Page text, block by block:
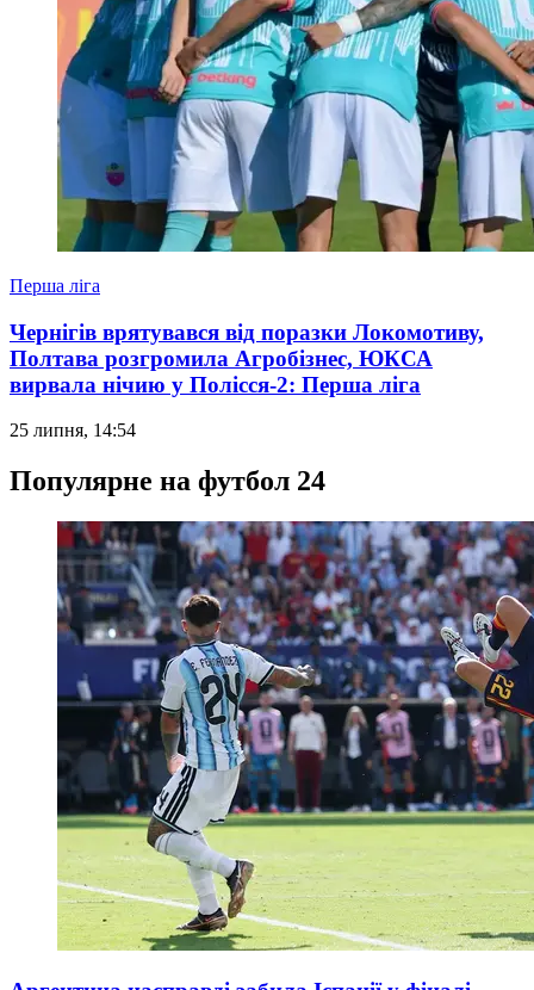
Перша ліга
Чернігів врятувався від поразки Локомотиву,
Полтава розгромила Агробізнес, ЮКСА
вирвала нічию у Полісся-2: Перша ліга
25 липня, 14:54
Популярне на футбол 24